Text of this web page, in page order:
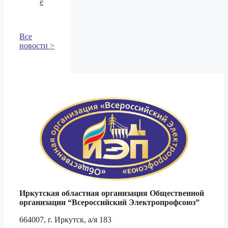
е
Все
новости >
Иркутская областная организация Общественной
организации “Всероссийский Электропрофсоюз”
664007, г. Иркутск, а/я 183